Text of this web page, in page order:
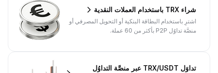
شراء TRX باستخدام العملات النقدية
اشترِ باستخدام البطاقة البنكية أو التحويل المصرفي أو
منصَّة تداوُل P2P بأكثر من 60 عملة.
تداوَل TRX/USDT عبر منصَّة التداوُل